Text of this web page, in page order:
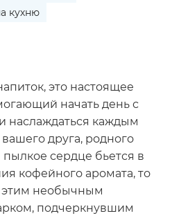
кухню
это настоящее
начать день с
наслаждаться каждым
друга, родного
сердце бьется в
кофейного аромата, то
этим необычным
подчеркнувшим